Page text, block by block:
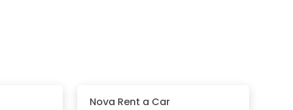
Nova Rent a Car